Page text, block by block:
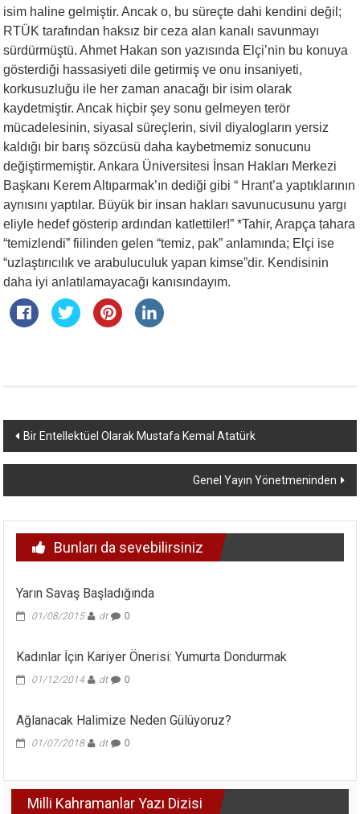
isim haline gelmiştir. Ancak o, bu süreçte dahi kendini değil;
RTÜK tarafından haksız bir ceza alan kanalı savunmayı
sürdürmüştü. Ahmet Hakan son yazısında Elçi’nin bu konuya
gösterdiği hassasiyeti dile getirmiş ve onu insaniyeti,
korkusuzluğu ile her zaman anacağı bir isim olarak
kaydetmiştir. Ancak hiçbir şey sonu gelmeyen terör
mücadelesinin, siyasal süreçlerin, sivil diyalogların yersiz
kaldığı bir barış sözcüsü daha kaybetmemiz sonucunu
değiştirmemiştir. Ankara Üniversitesi İnsan Hakları Merkezi
Başkanı Kerem Altıparmak’ın dediği gibi “ Hrant’a yaptıklarının
aynısını yaptılar. Büyük bir insan hakları savunucusunu yargı
eliyle hedef gösterip ardından katlettiler!” *Tahir, Arapça ṭahara
“temizlendi” fiilinden gelen “temiz, pak” anlamında; Elçi ise
“uzlaştırıcılık ve arabuluculuk yapan kimse”dir. Kendisinin
daha iyi anlatılamayacağı kanısındayım.
Yazı
dolaşımı
Bir Entellektüel Olarak Mustafa Kemal Atatürk
Genel Yayın Yönetmeninden
Bunları da sevebilirsiniz
Yarın Savaş Başladığında
01/08/2015 dt 0
Kadınlar İçin Kariyer Önerisi: Yumurta Dondurmak
01/12/2014 dt 0
Ağlanacak Halimize Neden Gülüyoruz?
01/07/2018 dt 0
Milli Kahramanlar Yazı Dizisi